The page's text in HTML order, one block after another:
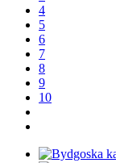
4
5
6
7
8
9
10